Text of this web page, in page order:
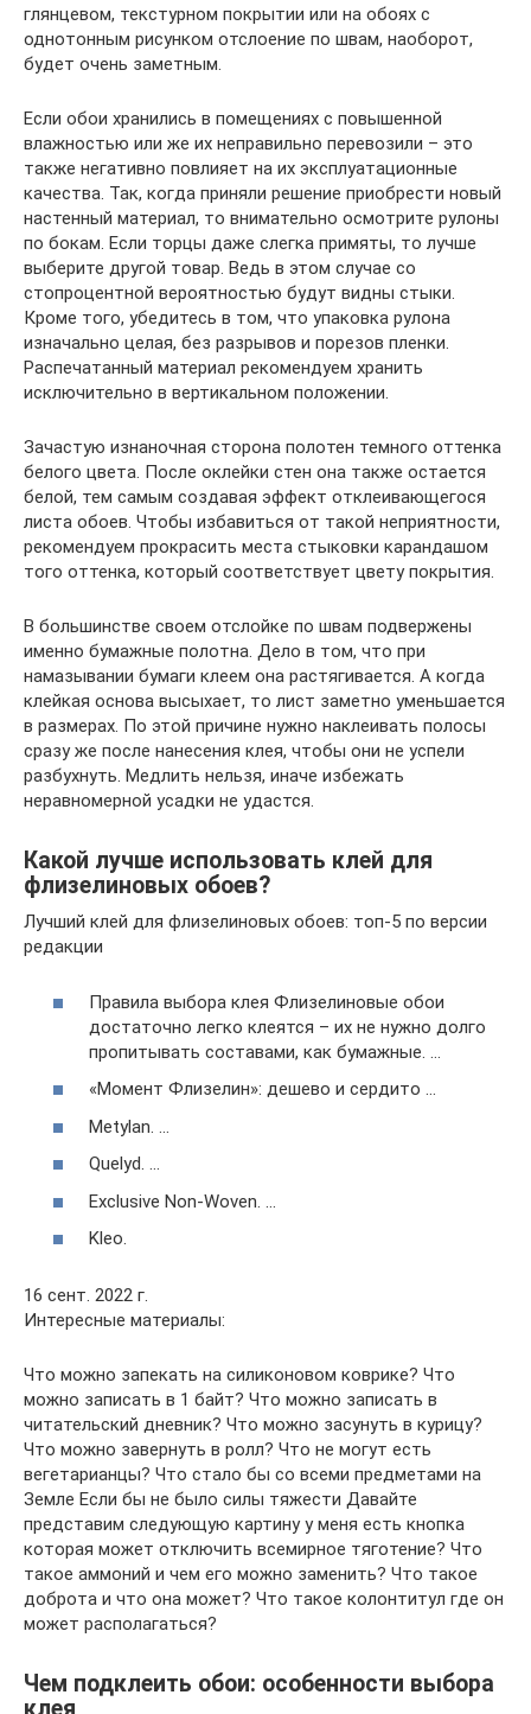
глянцевом, текстурном покрытии или на обоях с
однотонным рисунком отслоение по швам, наоборот,
будет очень заметным.
Если обои хранились в помещениях с повышенной
влажностью или же их неправильно перевозили – это
также негативно повлияет на их эксплуатационные
качества. Так, когда приняли решение приобрести новый
настенный материал, то внимательно осмотрите рулоны
по бокам. Если торцы даже слегка примяты, то лучше
выберите другой товар. Ведь в этом случае со
стопроцентной вероятностью будут видны стыки.
Кроме того, убедитесь в том, что упаковка рулона
изначально целая, без разрывов и порезов пленки.
Распечатанный материал рекомендуем хранить
исключительно в вертикальном положении.
Зачастую изнаночная сторона полотен темного оттенка
белого цвета. После оклейки стен она также остается
белой, тем самым создавая эффект отклеивающегося
листа обоев. Чтобы избавиться от такой неприятности,
рекомендуем прокрасить места стыковки карандашом
того оттенка, который соответствует цвету покрытия.
В большинстве своем отслойке по швам подвержены
именно бумажные полотна. Дело в том, что при
намазывании бумаги клеем она растягивается. А когда
клейкая основа высыхает, то лист заметно уменьшается
в размерах. По этой причине нужно наклеивать полосы
сразу же после нанесения клея, чтобы они не успели
разбухнуть. Медлить нельзя, иначе избежать
неравномерной усадки не удастся.
Какой лучше использовать клей для
флизелиновых обоев?
Лучший клей для флизелиновых обоев: топ-5 по версии
редакции
Правила выбора клея Флизелиновые обои
достаточно легко клеятся – их не нужно долго
пропитывать составами, как бумажные. …
«Момент Флизелин»: дешево и сердито …
Metylan. …
Quelyd. …
Exclusive Non-Woven. …
Kleo.
16 сент. 2022 г.
Интересные материалы:
Что можно запекать на силиконовом коврике? Что
можно записать в 1 байт? Что можно записать в
читательский дневник? Что можно засунуть в курицу?
Что можно завернуть в ролл? Что не могут есть
вегетарианцы? Что стало бы со всеми предметами на
Земле Если бы не было силы тяжести Давайте
представим следующую картину у меня есть кнопка
которая может отключить всемирное тяготение? Что
такое аммоний и чем его можно заменить? Что такое
доброта и что она может? Что такое колонтитул где он
может располагаться?
Чем подклеить обои: особенности выбора